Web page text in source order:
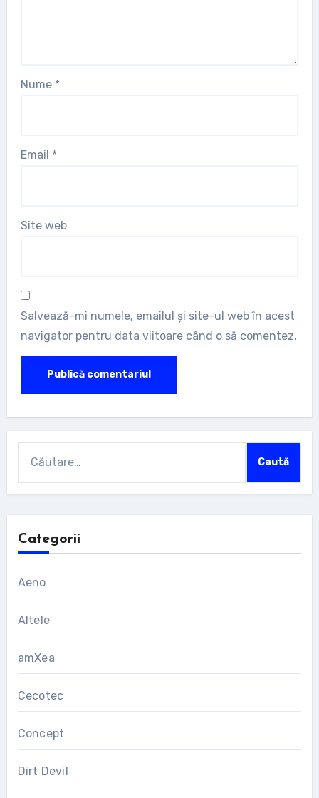
Nume *
Email *
Site web
Salvează-mi numele, emailul și site-ul web în acest
navigator pentru data viitoare când o să comentez.
după:
Categorii
Aeno
Altele
amXea
Cecotec
Concept
Dirt Devil